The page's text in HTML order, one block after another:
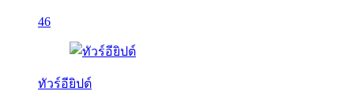
46
ทัวร์อียิปต์